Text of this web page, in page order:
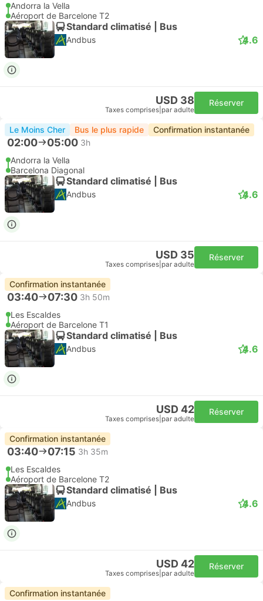
Andorra la Vella
Aéroport de Barcelone T2
Standard climatisé | Bus
Andbus 4.6
USD 38
Taxes comprises par adulte
Réserver
Le Moins Cher Bus le plus rapide Confirmation instantanée
02:00 05:00 3h
Andorra la Vella
Barcelona Diagonal
Standard climatisé | Bus
Andbus 4.6
USD 35
Taxes comprises par adulte
Réserver
Confirmation instantanée
03:40 07:30 3h 50m
Les Escaldes
Aéroport de Barcelone T1
Standard climatisé | Bus
Andbus 4.6
USD 42
Taxes comprises par adulte
Réserver
Confirmation instantanée
03:40 07:15 3h 35m
Les Escaldes
Aéroport de Barcelone T2
Standard climatisé | Bus
Andbus 4.6
USD 42
Taxes comprises par adulte
Réserver
Confirmation instantanée